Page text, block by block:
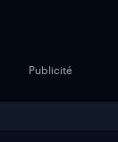
Publicité